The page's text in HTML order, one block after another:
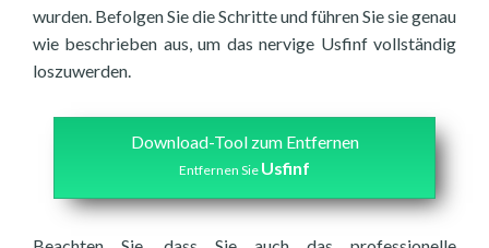
wurden. Befolgen Sie die Schritte und führen Sie sie genau
wie beschrieben aus, um das nervige Usfinf vollständig
loszuwerden.
Download-Tool zum Entfernen
Entfernen Sie Usfinf